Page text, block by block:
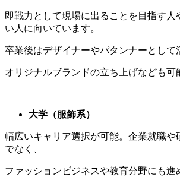
即戦力として現場に出ることを目指す人
い人に向いています。
卒業後はデザイナーやパタンナーとして
オリジナルブランドの立ち上げなども可
大学（服飾系）
幅広いキャリア選択が可能。企業就職や
でなく、
ファッションビジネスや教育分野にも進